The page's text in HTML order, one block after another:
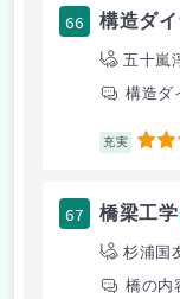
66 構造ダ
五十嵐
構造ダ
充実 3
67 橋梁工学
杉浦国
橋の内